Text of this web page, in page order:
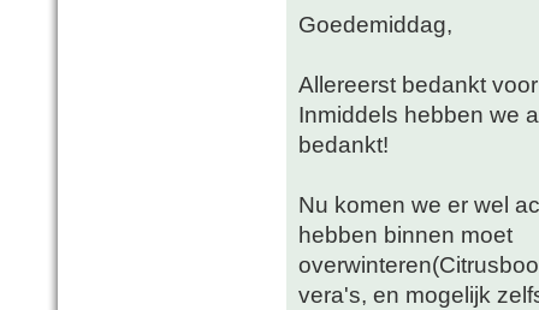
Goedemiddag,
Allereerst bedankt
Inmiddels hebben we
bedankt!
Nu komen we er wel
hebben binnen moet
vera's, en mogelijk